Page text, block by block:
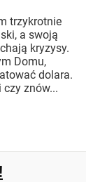
trzykrotnie
a swoją
kryzysy.
Domu,
dolara.
czy znów...